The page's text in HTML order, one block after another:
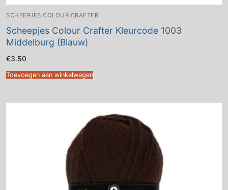
SCHEEPJES COLOUR CRAFTER
Scheepjes Colour Crafter Kleurcode 1003
Middelburg (Blauw)
€3.50
Toevoegen aan winkelwagen